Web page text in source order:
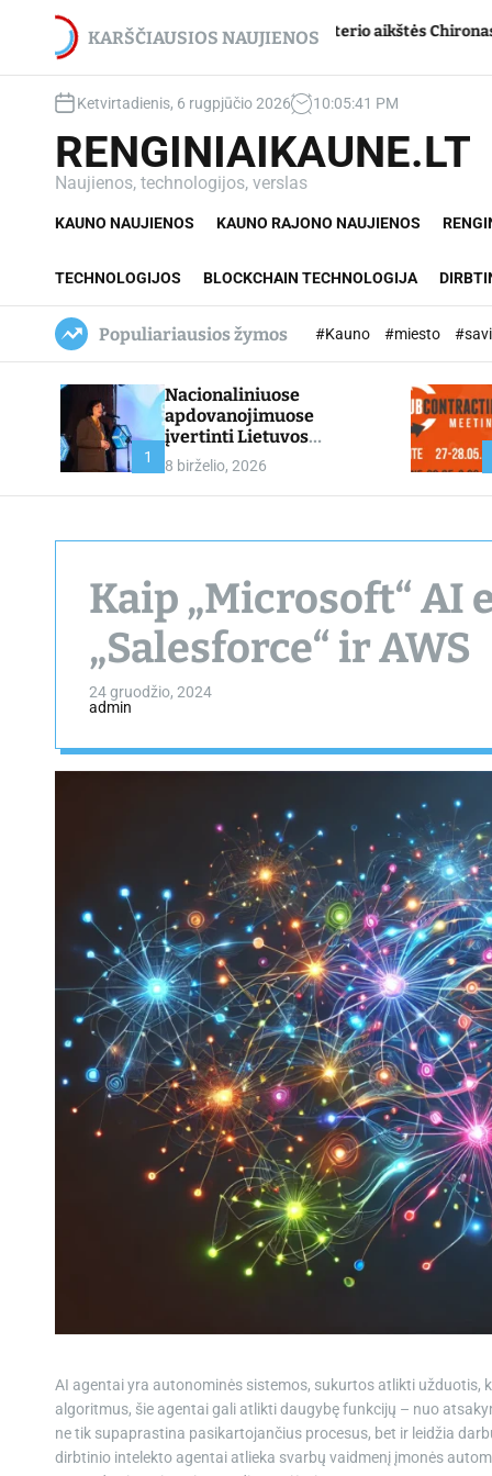
KARŠČIAUSIOS NAUJIENOS
Jupiterio aikštės Chironas – atmetimo
Ketvirtadienis, 6 rugpjūčio 2026 10:05:42 PM
RENGINIAIKAUNE.LT
Naujienos, technologijos, verslas
KAUNO NAUJIENOS KAUNO RAJONO NAUJIENOS
TECHNOLOGIJOS BLOCKCHAIN TECHNOLOGIJA
Populiariausios žymos #Kauno #miesto
1
Nacionaliniuose
apdovanojimuose
įvertinti Lietuvos
profesinio mokymo
lyderiai
8 birželio, 2026
Kaip „Microsoft“ AI
„Salesforce“ ir AWS
24 gruodžio, 2024
admin
AI agentai yra autonominės sistemos, sukurtos atlikti
algoritmus, šie agentai gali atlikti daugybę funkcijų – nuo
ne tik supaprastina pasikartojančius procesus, bet ir leidžia
dirbtinio intelekto agentai atlieka svarbų vaidmenį įmonės